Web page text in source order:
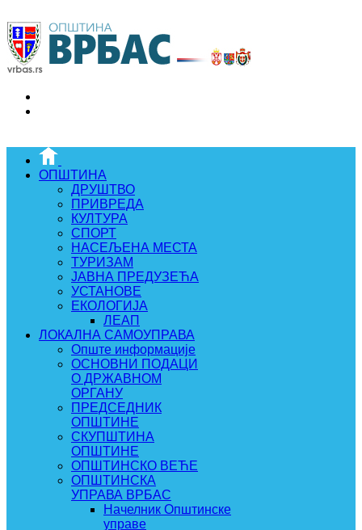
ОПШТИНА
ДРУШТВО
ПРИВРЕДА
КУЛТУРА
СПОРТ
НАСЕЉЕНА МЕСТА
ТУРИЗАМ
ЈАВНА ПРЕДУЗЕЋА
УСТАНОВЕ
ЕКОЛОГИЈА
ЛЕАП
ЛОКАЛНА САМОУПРАВА
Опште информације
ОСНОВНИ ПОДАЦИ
О ДРЖАВНОМ
ОРГАНУ
ПРЕДСЕДНИК
ОПШТИНЕ
СКУПШТИНА
ОПШТИНЕ
ОПШТИНСКО ВЕЋЕ
ОПШТИНСКА
УПРАВА ВРБАС
Начелник Општинске
управе